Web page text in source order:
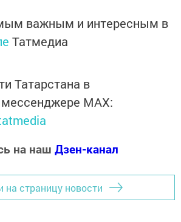
важным и интересным в
Татмедиа
Татарстана в
MАХ:
на наш Дзен-канал
на страницу новости